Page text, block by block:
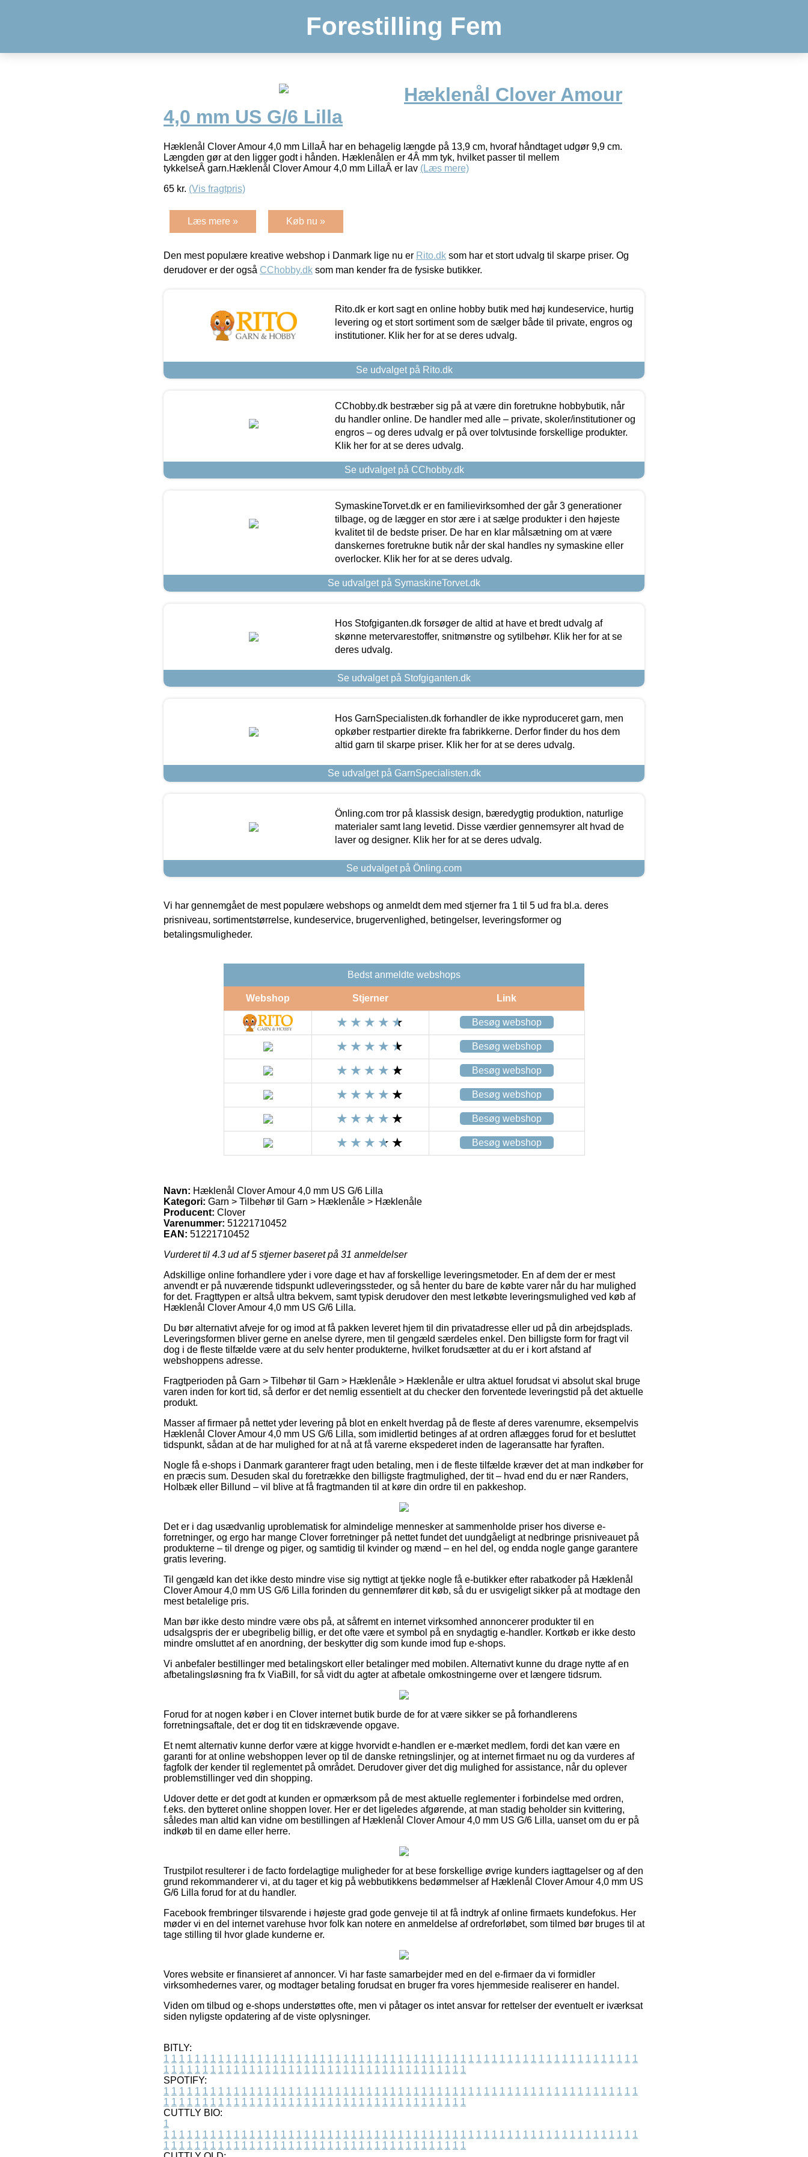
Forestilling Fem
Hæklenål Clover Amour
4,0 mm US G/6 Lilla
Hæklenål Clover Amour 4,0 mm LillaÂ har en behagelig længde på 13,9 cm, hvoraf håndtaget udgør 9,9 cm.
Længden gør at den ligger godt i hånden. Hæklenålen er 4Â mm tyk, hvilket passer til mellem
tykkelseÂ garn.Hæklenål Clover Amour 4,0 mm LillaÂ er lav (Læs mere)
65 kr. (Vis fragtpris)
Læs mere » Køb nu »
Den mest populære kreative webshop i Danmark lige nu er Rito.dk som har et stort udvalg til skarpe priser. Og
derudover er der også CChobby.dk som man kender fra de fysiske butikker.
Rito.dk er kort sagt en online hobby butik med høj kundeservice, hurtig
levering og et stort sortiment som de sælger både til private, engros og
institutioner. Klik her for at se deres udvalg.
Se udvalget på Rito.dk
CChobby.dk bestræber sig på at være din foretrukne hobbybutik, når
du handler online. De handler med alle – private, skoler/institutioner og
engros – og deres udvalg er på over tolvtusinde forskellige produkter.
Klik her for at se deres udvalg.
Se udvalget på CChobby.dk
SymaskineTorvet.dk er en familievirksomhed der går 3 generationer
tilbage, og de lægger en stor ære i at sælge produkter i den højeste
kvalitet til de bedste priser. De har en klar målsætning om at være
danskernes foretrukne butik når der skal handles ny symaskine eller
overlocker. Klik her for at se deres udvalg.
Se udvalget på SymaskineTorvet.dk
Hos Stofgiganten.dk forsøger de altid at have et bredt udvalg af
skønne metervarestoffer, snitmønstre og sytilbehør. Klik her for at se
deres udvalg.
Se udvalget på Stofgiganten.dk
Hos GarnSpecialisten.dk forhandler de ikke nyproduceret garn, men
opkøber restpartier direkte fra fabrikkerne. Derfor finder du hos dem
altid garn til skarpe priser. Klik her for at se deres udvalg.
Se udvalget på GarnSpecialisten.dk
Önling.com tror på klassisk design, bæredygtig produktion, naturlige
materialer samt lang levetid. Disse værdier gennemsyrer alt hvad de
laver og designer. Klik her for at se deres udvalg.
Se udvalget på Önling.com
Vi har gennemgået de mest populære webshops og anmeldt dem med stjerner fra 1 til 5 ud fra bl.a. deres
prisniveau, sortimentstørrelse, kundeservice, brugervenlighed, betingelser, leveringsformer og
betalingsmuligheder.
Bedst anmeldte webshops
Webshop Stjerner Link
Besøg webshop
Besøg webshop
Besøg webshop
Besøg webshop
Besøg webshop
Besøg webshop
Navn: Hæklenål Clover Amour 4,0 mm US G/6 Lilla
Kategori: Garn > Tilbehør til Garn > Hæklenåle > Hæklenåle
Producent: Clover
Varenummer: 51221710452
EAN: 51221710452
Vurderet til 4.3 ud af 5 stjerner baseret på 31 anmeldelser
Adskillige online forhandlere yder i vore dage et hav af forskellige leveringsmetoder. En af dem der er mest
anvendt er på nuværende tidspunkt udleveringssteder, og så henter du bare de købte varer når du har mulighed
for det. Fragttypen er altså ultra bekvem, samt typisk derudover den mest letkøbte leveringsmulighed ved køb af
Hæklenål Clover Amour 4,0 mm US G/6 Lilla.
Du bør alternativt afveje for og imod at få pakken leveret hjem til din privatadresse eller ud på din arbejdsplads.
Leveringsformen bliver gerne en anelse dyrere, men til gengæld særdeles enkel. Den billigste form for fragt vil
dog i de fleste tilfælde være at du selv henter produkterne, hvilket forudsætter at du er i kort afstand af
webshoppens adresse.
Fragtperioden på Garn > Tilbehør til Garn > Hæklenåle > Hæklenåle er ultra aktuel forudsat vi absolut skal bruge
varen inden for kort tid, så derfor er det nemlig essentielt at du checker den forventede leveringstid på det aktuelle
produkt.
Masser af firmaer på nettet yder levering på blot en enkelt hverdag på de fleste af deres varenumre, eksempelvis
Hæklenål Clover Amour 4,0 mm US G/6 Lilla, som imidlertid betinges af at ordren aflægges forud for et besluttet
tidspunkt, sådan at de har mulighed for at nå at få varerne ekspederet inden de lageransatte har fyraften.
Nogle få e-shops i Danmark garanterer fragt uden betaling, men i de fleste tilfælde kræver det at man indkøber for
en præcis sum. Desuden skal du foretrække den billigste fragtmulighed, der tit – hvad end du er nær Randers,
Holbæk eller Billund – vil blive at få fragtmanden til at køre din ordre til en pakkeshop.
Det er i dag usædvanlig uproblematisk for almindelige mennesker at sammenholde priser hos diverse e-
forretninger, og ergo har mange Clover forretninger på nettet fundet det uundgåeligt at nedbringe prisniveauet på
produkterne – til drenge og piger, og samtidig til kvinder og mænd – en hel del, og endda nogle gange garantere
gratis levering.
Til gengæld kan det ikke desto mindre vise sig nyttigt at tjekke nogle få e-butikker efter rabatkoder på Hæklenål
Clover Amour 4,0 mm US G/6 Lilla forinden du gennemfører dit køb, så du er usvigeligt sikker på at modtage den
mest betalelige pris.
Man bør ikke desto mindre være obs på, at såfremt en internet virksomhed annoncerer produkter til en
udsalgspris der er ubegribelig billig, er det ofte være et symbol på en snydagtig e-handler. Kortkøb er ikke desto
mindre omsluttet af en anordning, der beskytter dig som kunde imod fup e-shops.
Vi anbefaler bestillinger med betalingskort eller betalinger med mobilen. Alternativt kunne du drage nytte af en
afbetalingsløsning fra fx ViaBill, for så vidt du agter at afbetale omkostningerne over et længere tidsrum.
Forud for at nogen køber i en Clover internet butik burde de for at være sikker se på forhandlerens
forretningsaftale, det er dog tit en tidskrævende opgave.
Et nemt alternativ kunne derfor være at kigge hvorvidt e-handlen er e-mærket medlem, fordi det kan være en
garanti for at online webshoppen lever op til de danske retningslinjer, og at internet firmaet nu og da vurderes af
fagfolk der kender til reglementet på området. Derudover giver det dig mulighed for assistance, når du oplever
problemstillinger ved din shopping.
Udover dette er det godt at kunden er opmærksom på de mest aktuelle reglementer i forbindelse med ordren,
f.eks. den bytteret online shoppen lover. Her er det ligeledes afgørende, at man stadig beholder sin kvittering,
således man altid kan vidne om bestillingen af Hæklenål Clover Amour 4,0 mm US G/6 Lilla, uanset om du er på
indkøb til en dame eller herre.
Trustpilot resulterer i de facto fordelagtige muligheder for at bese forskellige øvrige kunders iagttagelser og af den
grund rekommanderer vi, at du tager et kig på webbutikkens bedømmelser af Hæklenål Clover Amour 4,0 mm US
G/6 Lilla forud for at du handler.
Facebook frembringer tilsvarende i højeste grad gode genveje til at få indtryk af online firmaets kundefokus. Her
møder vi en del internet varehuse hvor folk kan notere en anmeldelse af ordreforløbet, som tilmed bør bruges til at
tage stilling til hvor glade kunderne er.
Vores website er finansieret af annoncer. Vi har faste samarbejder med en del e-firmaer da vi formidler
virksomhedernes varer, og modtager betaling forudsat en bruger fra vores hjemmeside realiserer en handel.
Viden om tilbud og e-shops understøttes ofte, men vi påtager os intet ansvar for rettelser der eventuelt er iværksat
siden nyligste opdatering af de viste oplysninger.
BITLY:
1 1 1 1 1 1 1 1 1 1 1 1 1 1 1 1 1 1 1 1 1 1 1 1 1 1 1 1 1 1 1 1 1 1 1 1 1 1 1 1 1 1 1 1 1 1 1 1 1 1 1 1 1 1 1 1 1 1 1 1 1
1 1 1 1 1 1 1 1 1 1 1 1 1 1 1 1 1 1 1 1 1 1 1 1 1 1 1 1 1 1 1 1 1 1 1 1 1 1 1
SPOTIFY:
1 1 1 1 1 1 1 1 1 1 1 1 1 1 1 1 1 1 1 1 1 1 1 1 1 1 1 1 1 1 1 1 1 1 1 1 1 1 1 1 1 1 1 1 1 1 1 1 1 1 1 1 1 1 1 1 1 1 1 1 1
1 1 1 1 1 1 1 1 1 1 1 1 1 1 1 1 1 1 1 1 1 1 1 1 1 1 1 1 1 1 1 1 1 1 1 1 1 1 1
CUTTLY BIO:
1
1 1 1 1 1 1 1 1 1 1 1 1 1 1 1 1 1 1 1 1 1 1 1 1 1 1 1 1 1 1 1 1 1 1 1 1 1 1 1 1 1 1 1 1 1 1 1 1 1 1 1 1 1 1 1 1 1 1 1 1 1
1 1 1 1 1 1 1 1 1 1 1 1 1 1 1 1 1 1 1 1 1 1 1 1 1 1 1 1 1 1 1 1 1 1 1 1 1 1 1